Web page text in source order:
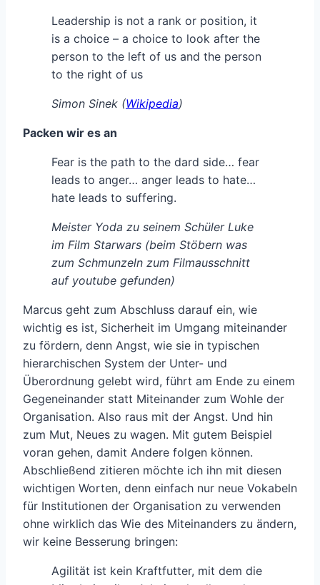
Leadership is not a rank or position, it
is a choice – a choice to look after the
person to the left of us and the person
to the right of us
Simon Sinek (Wikipedia)
Packen wir es an
Fear is the path to the dard side… fear
leads to anger… anger leads to hate…
hate leads to suffering.
Meister Yoda zu seinem Schüler Luke
im Film Starwars (beim Stöbern was
zum Schmunzeln zum Filmausschnitt
auf youtube gefunden)
Marcus geht zum Abschluss darauf ein, wie
wichtig es ist, Sicherheit im Umgang miteinander
zu fördern, denn Angst, wie sie in typischen
hierarchischen System der Unter- und
Überordnung gelebt wird, führt am Ende zu einem
Gegeneinander statt Miteinander zum Wohle der
Organisation. Also raus mit der Angst. Und hin
zum Mut, Neues zu wagen. Mit gutem Beispiel
voran gehen, damit Andere folgen können.
Abschließend zitieren möchte ich ihn mit diesen
wichtigen Worten, denn einfach nur neue Vokabeln
für Institutionen der Organisation zu verwenden
ohne wirklich das Wie des Miteinanders zu ändern,
wir keine Besserung bringen:
Agilität ist kein Kraftfutter, mit dem die